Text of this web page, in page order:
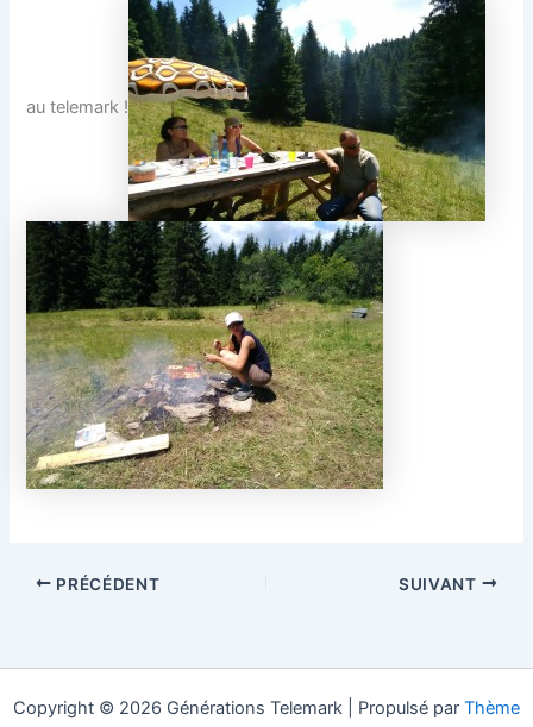
au telemark !
PRÉCÉDENT SUIVANT
Copyright © 2026 Générations Telemark | Propulsé par Thème